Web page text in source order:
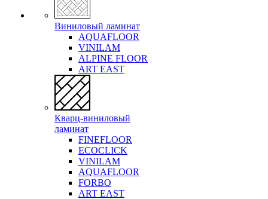
Виниловый ламинат
AQUAFLOOR
VINILAM
ALPINE FLOOR
ART EAST
Кварц-виниловый
ламинат
FINEFLOOR
ECOCLICK
VINILAM
AQUAFLOOR
FORBO
ART EAST